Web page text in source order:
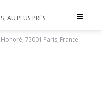
Toggle
AU PLUS PRÈS
Honoré, 75001 Paris, France